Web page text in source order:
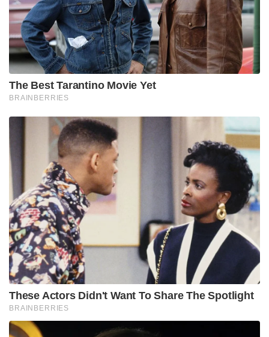
The Best Tarantino Movie Yet
BRAINBERRIES
These Actors Didn't Want To Share The Spotlight
BRAINBERRIES